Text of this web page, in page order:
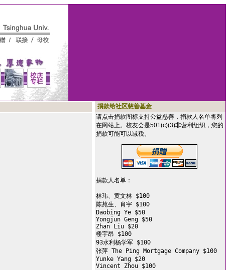
捐款给社区慈善基金
请点击捐款图标支持公益慈善，捐款人名单将列
在网站上。校友会是501(c)(3)非营利组织，您的
捐款可能可以减税。
捐款人名单：
林玮、黄文林 $100
陈苑生、肖宇 $100
Daobing Ye $50
Yongjun Geng $50
Zhan Liu $20
楼宇昂 $100
93水利杨学军 $100
张萍 The Ping Mortgage Company $100
Yunke Yang $20
Vincent Zhou $100